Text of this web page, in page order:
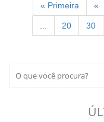
« Primeira «
... 20 30